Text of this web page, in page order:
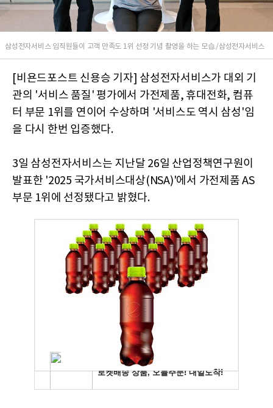
삼성전자서비스 임직원들이 고객 만족도 1위 선정 기념 촬영을 하는 모습./삼성전자서비스
[비욘드포스트 신용승 기자] 삼성전자서비스가 대외 기
관의 '서비스 품질' 평가에서 가전제품, 휴대전화, 컴퓨
터 부문 1위를 연이어 수상하며 '서비스도 역시 삼성'임
을 다시 한번 입증했다.
3일 삼성전자서비스는 지난달 26일 산업정책연구원이
발표한 '2025 국가서비스대상(NSA)'에서 가전제품 AS
부문 1위에 선정됐다고 밝혔다.